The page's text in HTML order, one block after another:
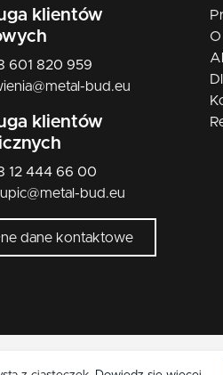
nikiel/satyna
patyna
klientów
601 820 959
bud.eu
klientów
12 444 66 00
bud.eu
dane kontaktowe
Copyright © 2026 Metal-Bud.